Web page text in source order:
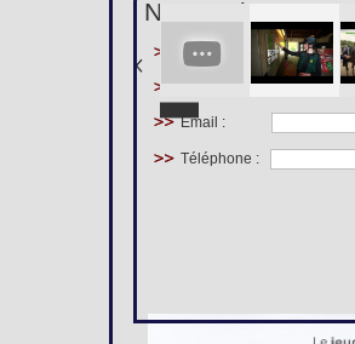
Nous suivre :
Prénom :
Nom :
Email :
Téléphone :